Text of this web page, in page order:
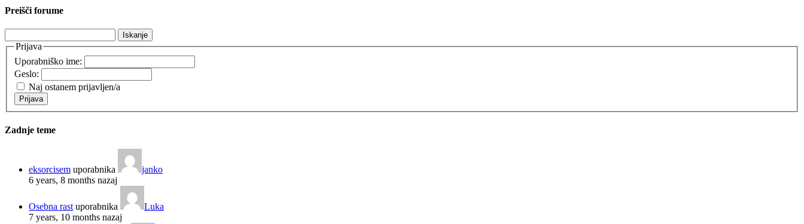
Preišči forume
Prijava
Uporabniško ime:
Geslo:
Naj ostanem prijavljen/a
Prijava
Zadnje teme
eksorcisem uporabnika
janko
6 years, 8 months nazaj
Osebna rast uporabnika
Luka
7 years, 10 months nazaj